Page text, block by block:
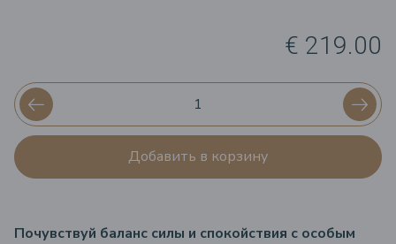
€ 219.00
Добавить в корзину
Почувствуй баланс силы и спокойствия с особым